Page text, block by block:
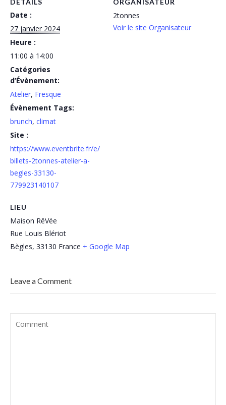
DÉTAILS
Date :
27 janvier 2024
Heure :
11:00 à 14:00
Catégories
d’Évènement:
Atelier, Fresque
Évènement Tags:
brunch, climat
Site :
https://www.eventbrite.fr/e/
billets-2tonnes-atelier-a-
begles-33130-
779923140107
LIEU
Maison RêVée
Rue Louis Blériot
Bègles, 33130 France + Google Map
ORGANISATEUR
2tonnes
Voir le site Organisateur
Leave a Comment